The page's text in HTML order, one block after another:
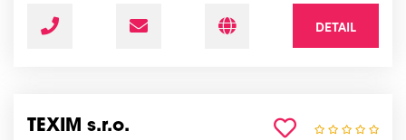
DETAIL
TEXIM s.r.o.